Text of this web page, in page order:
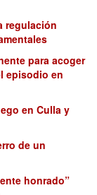
regulación
para acoger
episodio en
en Culla y
de un
honrado”